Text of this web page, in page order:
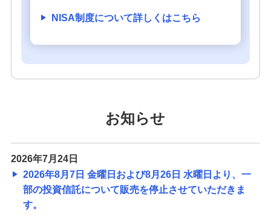
NISA制度について詳しくはこちら
お知らせ
2026年7月24日
2026年8月7日 金曜日および8月26日 水曜日より、一
部の投資信託について販売を停止させていただきま
す。